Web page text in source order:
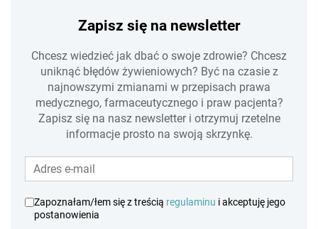
Zapisz się na newsletter
Chcesz wiedzieć jak dbać o swoje zdrowie? Chcesz
uniknąć błędów żywieniowych? Być na czasie z
najnowszymi zmianami w przepisach prawa
medycznego, farmaceutycznego i praw pacjenta?
Zapisz się na nasz newsletter i otrzymuj rzetelne
informacje prosto na swoją skrzynkę.
Zapoznałam/łem się z treścią regulaminu i akceptuję jego
postanowienia